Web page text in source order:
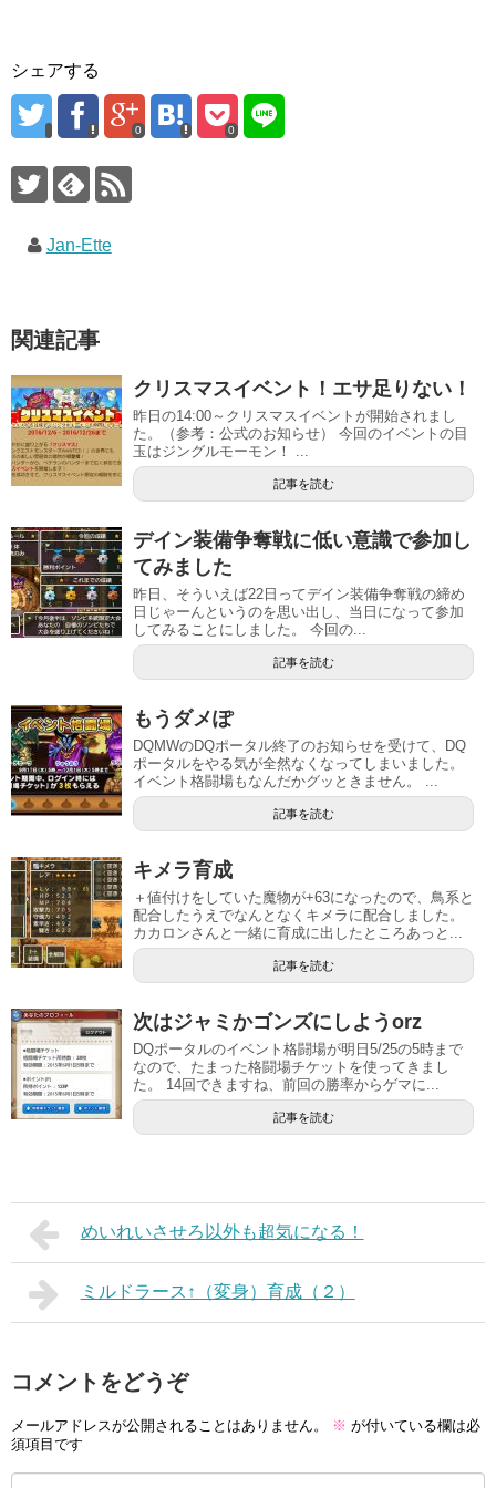
シェアする
0 0
Jan-Ette
関連記事
クリスマスイベント！エサ足りない！
昨日の14:00～クリスマスイベントが開始されまし
た。（参考：公式のお知らせ） 今回のイベントの目
玉はジングルモーモン！ ...
記事を読む
デイン装備争奪戦に低い意識で参加し
てみました
昨日、そういえば22日ってデイン装備争奪戦の締め
日じゃーんというのを思い出し、当日になって参加
してみることにしました。 今回の...
記事を読む
もうダメぽ
DQMWのDQポータル終了のお知らせを受けて、DQ
ポータルをやる気が全然なくなってしまいました。
イベント格闘場もなんだかグッときません。 ...
記事を読む
キメラ育成
＋値付けをしていた魔物が+63になったので、鳥系と
配合したうえでなんとなくキメラに配合しました。
カカロンさんと一緒に育成に出したところあっと...
記事を読む
次はジャミかゴンズにしようorz
DQポータルのイベント格闘場が明日5/25の5時まで
なので、たまった格闘場チケットを使ってきまし
た。 14回できますね、前回の勝率からゲマに...
記事を読む
めいれいさせろ以外も超気になる！
ミルドラース↑（変身）育成（２）
コメントをどうぞ
メールアドレスが公開されることはありません。 ※ が付いている欄は必
須項目です